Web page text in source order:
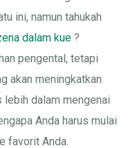
ini, namun tahukah
dalam kue ?
pengental, tetapi
akan meningkatkan
lebih dalam mengenai
Anda harus mulai
favorit Anda.